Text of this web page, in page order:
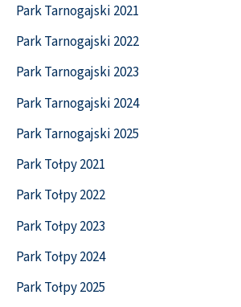
Park Tarnogajski 2021
Park Tarnogajski 2022
Park Tarnogajski 2023
Park Tarnogajski 2024
Park Tarnogajski 2025
Park Tołpy 2021
Park Tołpy 2022
Park Tołpy 2023
Park Tołpy 2024
Park Tołpy 2025